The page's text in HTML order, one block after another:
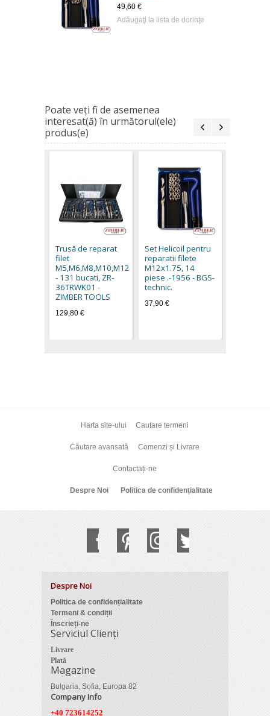
49,60 €
Adăugaţi la lista de dorinţe
Poate veţi fi de asemenea
interesat(ă) în următorul(ele)
produs(e)
Trusă de reparat
filet
M5,M6,M8,M10,M12
- 131 bucati, ZR-
36TRWK01 -
ZIMBER TOOLS
129,80 €
Set Helicoil pentru
reparatii filete
M12x1.75, 14
piese .-1956 - BGS-
technic.
37,90 €
Harta site-ului Cautare termeni
Căutare avansată Comenzi și Livrare
Contactați-ne
Despre Noi Politica de confidențialitate
Despre Noi
Politica de confidențialitate
Termeni & condiții
Înscrieți-ne
Serviciul Clienți
Livrare
Plată
Magazine
Bulgaria, Sofia, Europa 82
Company Info
+40 723614252